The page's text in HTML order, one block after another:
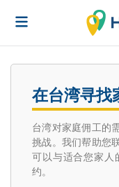
在台湾寻找
台湾对家庭佣工的
挑战。我们帮助您
可以与适合您家人
约。